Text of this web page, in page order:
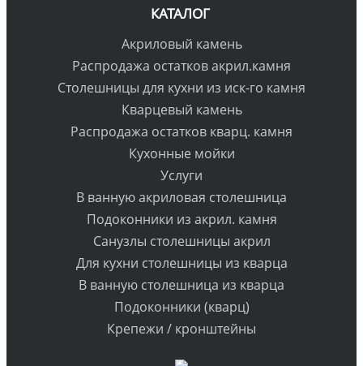
КАТАЛОГ
Акриловый камень
Распродажа остатков акрил.камня
Столешницы для кухни из иск-го камня
Кварцевый камень
Распродажа остатков кварц. камня
Кухонные мойки
Услуги
В ванную акриловая столешница
Подоконники из акрил. камня
Санузлы столешницы акрил
Для кухни столешницы из кварца
В ванную столешница из кварца
Подоконники (кварц)
Крепежи / кронштейны